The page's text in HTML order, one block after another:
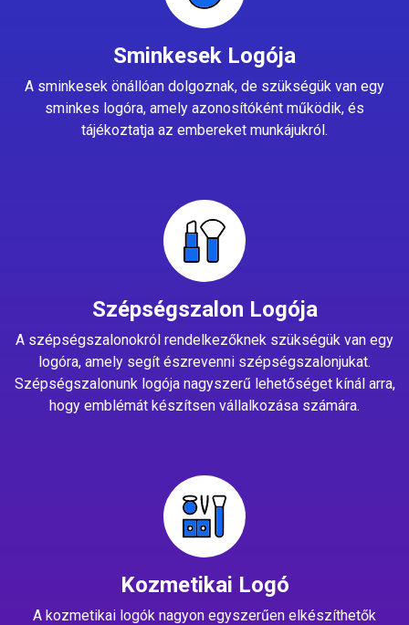
Sminkesek Logója
A sminkesek önállóan dolgoznak, de szükségük van egy
sminkes logóra, amely azonosítóként működik, és
tájékoztatja az embereket munkájukról.
Szépségszalon Logója
A szépségszalonokról rendelkezőknek szükségük van egy
logóra, amely segít észrevenni szépségszalonjukat.
Szépségszalonunk logója nagyszerű lehetőséget kínál arra,
hogy emblémát készítsen vállalkozása számára.
Kozmetikai Logó
A kozmetikai logók nagyon egyszerűen elkészíthetők